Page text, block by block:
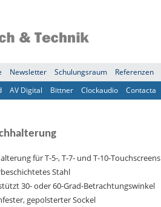
Newsletter Schulungsraum Referenzen
AV Digital Bittner Clockaudio Contacta
für T-5-, T-7- und T-10-Touchscreens
Stahl
30- oder 60-Grad-Betrachtungswinkel
gepolsterter Sockel